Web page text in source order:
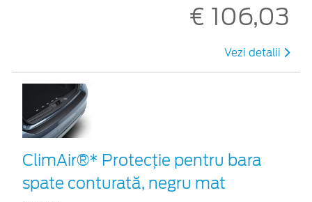
€ 106,03
Vezi detalii
ClimAir®* Protecţie pentru bara
spate conturată, negru mat